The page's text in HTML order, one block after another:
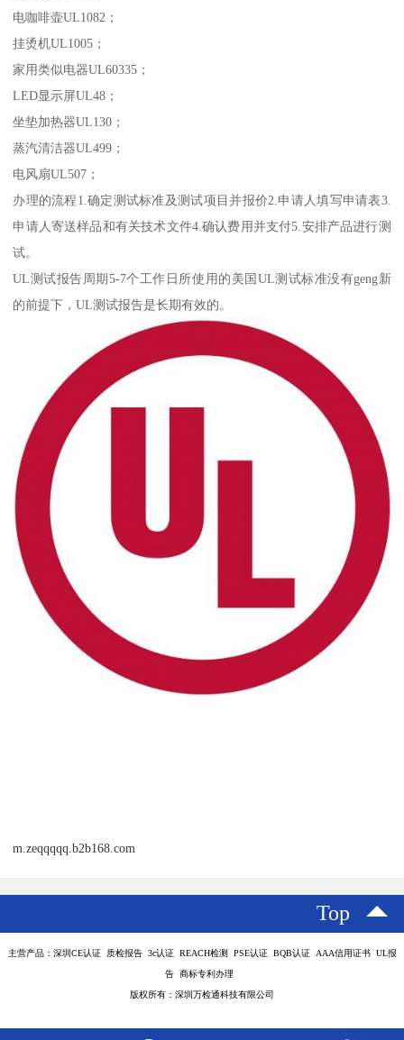
电咖啡壶UL1082；
挂烫机UL1005；
家用类似电器UL60335；
LED显示屏UL48；
坐垫加热器UL130；
蒸汽清洁器UL499；
电风扇UL507；
办理的流程1.确定测试标准及测试项目并报价2.申请人填写申请表3.
申请人寄送样品和有关技术文件4.确认费用并支付5.安排产品进行测
试。
UL测试报告周期5-7个工作日所使用的美国UL测试标准没有geng新
的前提下，UL测试报告是长期有效的。
m.zeqqqqq.b2b168.com
Top
主营产品：深圳CE认证 质检报告 3c认证 REACH检测 PSE认证 BQB认证 AAA信用证书 UL报
告 商标专利办理
版权所有：深圳万检通科技有限公司